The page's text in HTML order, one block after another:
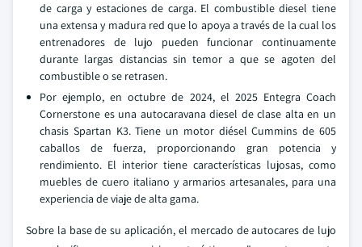
de carga y estaciones de carga. El combustible diesel tiene
una extensa y madura red que lo apoya a través de la cual los
entrenadores de lujo pueden funcionar continuamente
durante largas distancias sin temor a que se agoten del
combustible o se retrasen.
Por ejemplo, en octubre de 2024, el 2025 Entegra Coach
Cornerstone es una autocaravana diesel de clase alta en un
chasis Spartan K3. Tiene un motor diésel Cummins de 605
caballos de fuerza, proporcionando gran potencia y
rendimiento. El interior tiene características lujosas, como
muebles de cuero italiano y armarios artesanales, para una
experiencia de viaje de alta gama.
Sobre la base de su aplicación, el mercado de autocares de lujo